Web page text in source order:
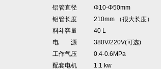
铝管直径
Φ10-Φ50mm
铝管长度
210mm （很大长度）
料斗容量
40 L
电 源
380V/220V(可选)
工作气压
0.4-0.6MPa
配套电机
1.1 kw